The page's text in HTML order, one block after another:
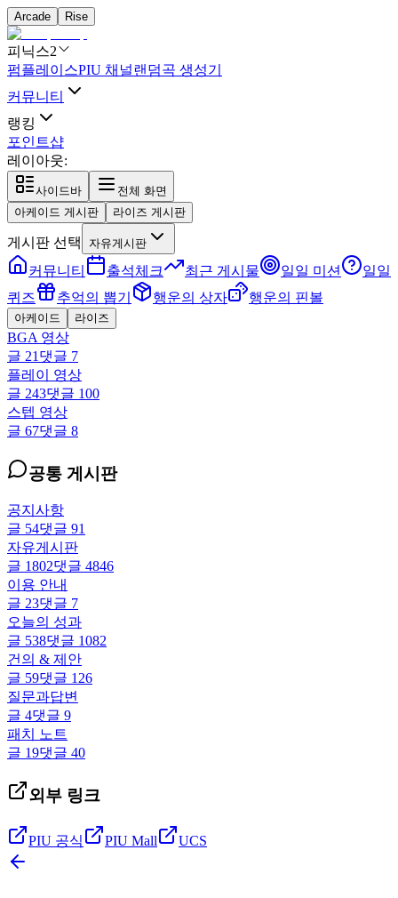
Arcade Rise
피닉스2
펌플레이스PIU 채널랜덤곡 생성기
커뮤니티
랭킹
포인트샵
레이아웃:
사이드바
전체 화면
아케이드 게시판
라이즈 게시판
게시판 선택 자유게시판
커뮤니티 출석체크 최근 게시물 일일 미션
일일
퀴즈
추억의 뽑기 행운의 상자 행운의 핀볼
아케이드 라이즈
BGA 영상
글 21 댓글 7
플레이 영상
글 243댓글 100
스텝 영상
글 67댓글 8
공통 게시판
공지사항
글 54댓글 91
자유게시판
글 1802댓글 4846
이용 안내
글 23댓글 7
오늘의 성과
글 538댓글 1082
건의 & 제안
글 59댓글 126
질문과답변
글 4댓글 9
패치 노트
글 19댓글 40
외부 링크
PIU 공식 PIU Mall UCS